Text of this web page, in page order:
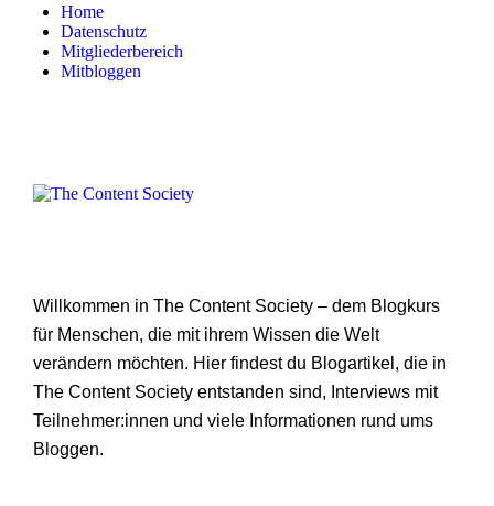
Home
Datenschutz
Mitgliederbereich
Mitbloggen
Willkommen in The Content Society – dem Blogkurs
für Menschen, die mit ihrem Wissen die Welt
verändern möchten. Hier findest du Blogartikel, die in
The Content Society entstanden sind, Interviews mit
Teilnehmer:innen und viele Informationen rund ums
Bloggen.